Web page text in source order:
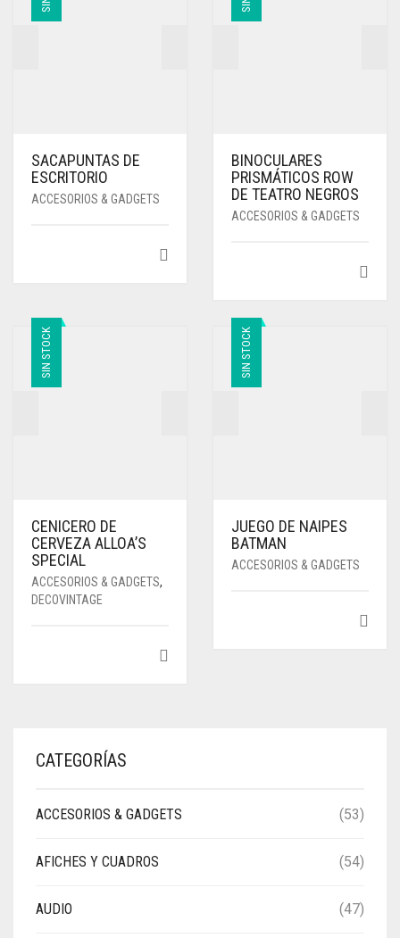
SACAPUNTAS DE
ESCRITORIO
ACCESORIOS & GADGETS
BINOCULARES
PRISMÁTICOS ROW
DE TEATRO NEGROS
ACCESORIOS & GADGETS
SIN STOCK
CENICERO DE
CERVEZA ALLOA’S
SPECIAL
ACCESORIOS & GADGETS,
DECOVINTAGE
SIN STOCK
JUEGO DE NAIPES
BATMAN
ACCESORIOS & GADGETS
CATEGORÍAS
ACCESORIOS & GADGETS (53)
AFICHES Y CUADROS (54)
AUDIO (47)